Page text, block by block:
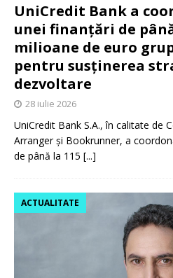
UniCredit Bank a
unei finanțări de
milioane de euro
pentru susținerea
dezvoltare
28 iulie 2026
UniCredit Bank S.A., în calitate de
Arranger și Bookrunner, a
de până la 115 [...]
ACTUALITATE